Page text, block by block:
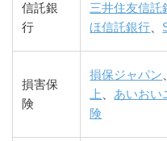
信託銀
行
三井住友信託
ほ信託銀行
損害保
険
損保ジャパン
上
あいおい
険